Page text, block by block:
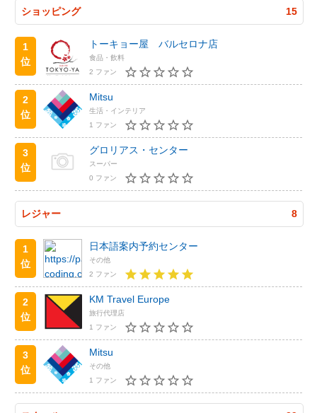
ショッピング 15
1
位
トーキョー屋 バルセロナ店
食品・飲料
2 ファン
2
位
Mitsu
生活・インテリア
1 ファン
3
位
グロリアス・センター
スーパー
0 ファン
レジャー 8
1
位
日本語案内予約センター
その他
2 ファン
2
位
KM Travel Europe
旅行代理店
1 ファン
3
位
Mitsu
その他
1 ファン